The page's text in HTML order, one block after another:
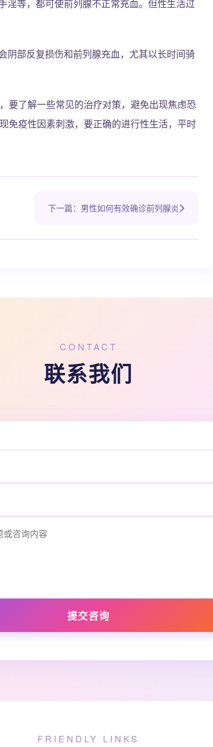
淫等，都可使前列腺不正常充血。但性生活过
阴部反复损伤和前列腺充血，尤其以长时间骑
要了解一些常见的治疗对策，避免出现焦虑恐
免疫性因素刺激，要正确的进行性生活，平时
下一篇：男性如何有效确诊前列腺炎
CONTACT
联系我们
提交咨询
FRIENDLY LINKS